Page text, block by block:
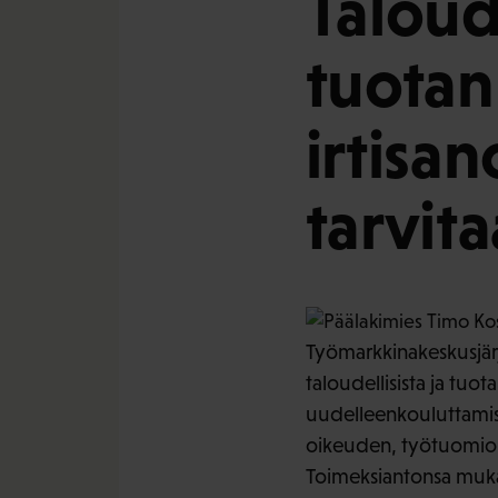
taloudellisista ja
oikeuden,
Toimeksiantonsa